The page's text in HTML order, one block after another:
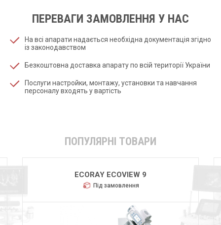
ПЕРЕВАГИ ЗАМОВЛЕННЯ У НАС
На всі апарати надається необхідна документація згідно
із законодавством
Безкоштовна доставка апарату по всій території України
Послуги настройки, монтажу, установки та навчання
персоналу входять у вартість
ПОПУЛЯРНІ ТОВАРИ
GMM POLISTAT M32
Під замовлення